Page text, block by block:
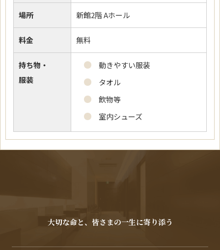
場所 新館2階 Aホール
料金 無料
持ち物・
服装
動きやすい服装
タオル
飲物等
室内シューズ
大切な命と、皆さまの一生に寄り添う